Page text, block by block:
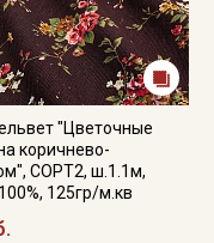
"Цветочные
коричнево-
СОРТ2, ш.1.1м,
125гр/м.кв